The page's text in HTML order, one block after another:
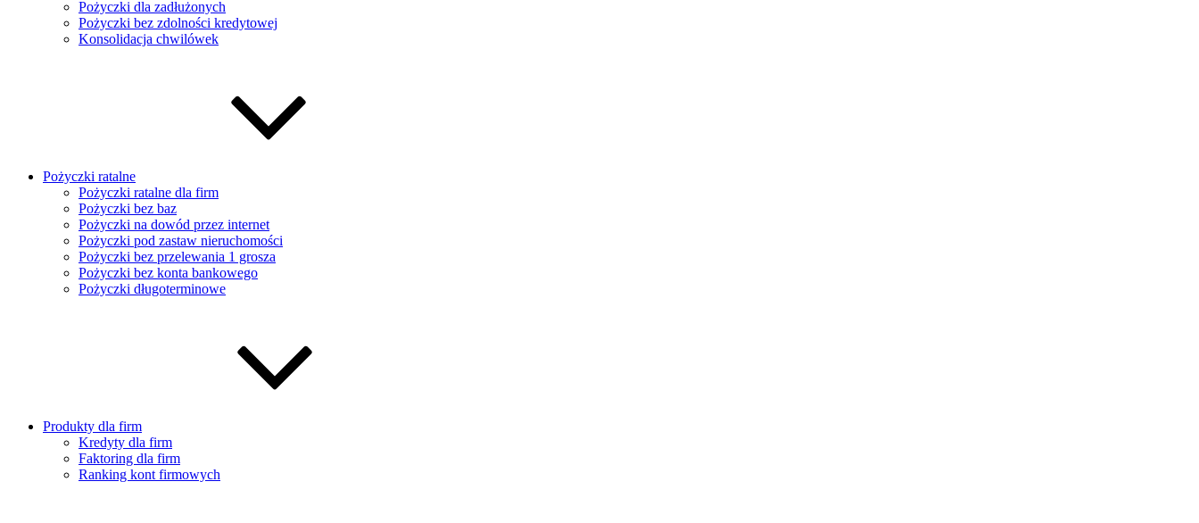
Pożyczki dla zadłużonych
Pożyczki bez zdolności kredytowej
Konsolidacja chwilówek
Pożyczki ratalne
Pożyczki ratalne dla firm
Pożyczki bez baz
Pożyczki na dowód przez internet
Pożyczki pod zastaw nieruchomości
Pożyczki bez przelewania 1 grosza
Pożyczki bez konta bankowego
Pożyczki długoterminowe
Produkty dla firm
Kredyty dla firm
Faktoring dla firm
Ranking kont firmowych